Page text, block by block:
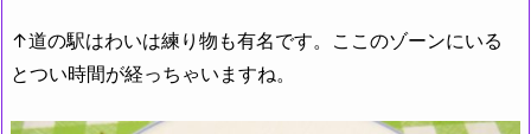
↑道の駅はわいは練り物も有名です。ここのゾーンにいる
とつい時間が経っちゃいますね。